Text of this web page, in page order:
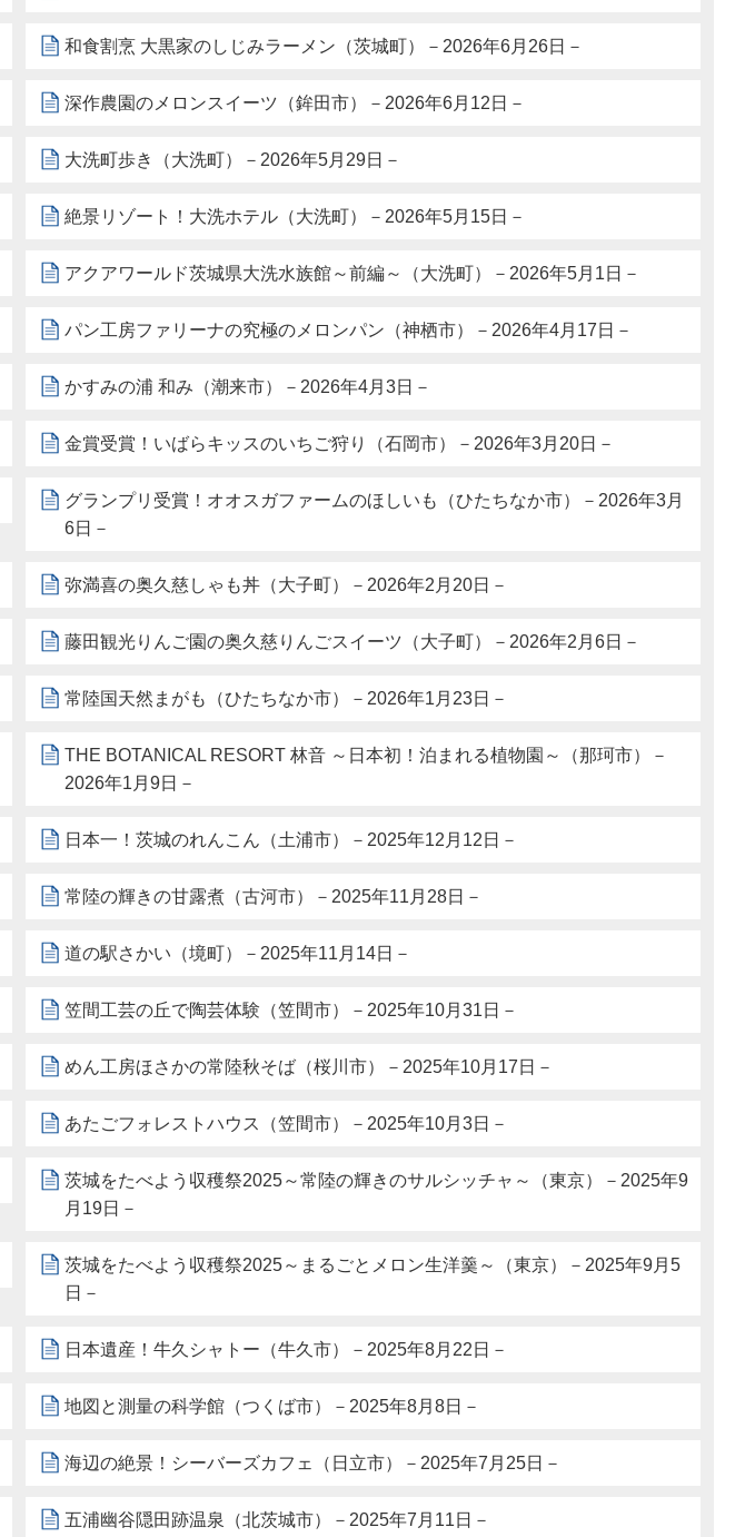
和食割烹 大黒家のしじみラーメン（茨城町）－2026年6月26日－
深作農園のメロンスイーツ（鉾田市）－2026年6月12日－
大洗町歩き（大洗町）－2026年5月29日－
絶景リゾート！大洗ホテル（大洗町）－2026年5月15日－
アクアワールド茨城県大洗水族館～前編～（大洗町）－2026年5月1日－
パン工房ファリーナの究極のメロンパン（神栖市）－2026年4月17日－
かすみの浦 和み（潮来市）－2026年4月3日－
金賞受賞！いばらキッスのいちご狩り（石岡市）－2026年3月20日－
グランプリ受賞！オオスガファームのほしいも（ひたちなか市）－2026年3月
6日－
弥満喜の奥久慈しゃも丼（大子町）－2026年2月20日－
藤田観光りんご園の奥久慈りんごスイーツ（大子町）－2026年2月6日－
常陸国天然まがも（ひたちなか市）－2026年1月23日－
THE BOTANICAL RESORT 林音 ～日本初！泊まれる植物園～（那珂市）－
2026年1月9日－
日本一！茨城のれんこん（土浦市）－2025年12月12日－
常陸の輝きの甘露煮（古河市）－2025年11月28日－
道の駅さかい（境町）－2025年11月14日－
笠間工芸の丘で陶芸体験（笠間市）－2025年10月31日－
めん工房ほさかの常陸秋そば（桜川市）－2025年10月17日－
あたごフォレストハウス（笠間市）－2025年10月3日－
茨城をたべよう収穫祭2025～常陸の輝きのサルシッチャ～（東京）－2025年9
月19日－
茨城をたべよう収穫祭2025～まるごとメロン生洋羹～（東京）－2025年9月5
日－
日本遺産！牛久シャトー（牛久市）－2025年8月22日－
地図と測量の科学館（つくば市）－2025年8月8日－
海辺の絶景！シーバーズカフェ（日立市）－2025年7月25日－
五浦幽谷隠田跡温泉（北茨城市）－2025年7月11日－